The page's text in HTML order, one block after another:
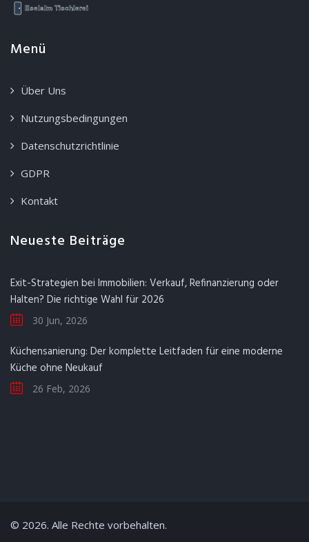
Menü
Über Uns
Nutzungsbedingungen
Datenschutzrichtlinie
GDPR
Kontakt
Neueste Beiträge
Exit-Strategien bei Immobilien: Verkauf, Refinanzierung oder
Halten? Die richtige Wahl für 2026
30 Jun, 2026
Küchensanierung: Der komplette Leitfaden für eine moderne
Küche ohne Neukauf
26 Feb, 2026
© 2026. Alle Rechte vorbehalten.